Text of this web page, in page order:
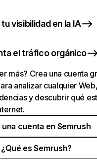
visibilidad en la IA
el tráfico orgánico
más? Crea una cuenta
analizar cualquier
y descubrir qué
una cuenta en Semrush
¿Qué es Semrush?